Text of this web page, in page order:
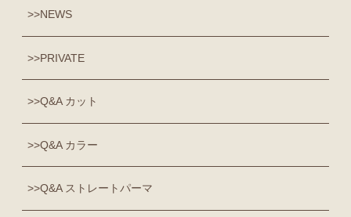
NEWS
PRIVATE
Q&A カット
Q&A カラー
Q&A ストレートパーマ